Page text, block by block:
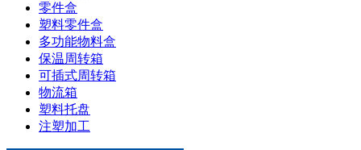
零件盒
塑料零件盒
多功能物料盒
保温周转箱
可插式周转箱
物流箱
塑料托盘
注塑加工